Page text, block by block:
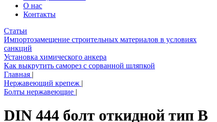
О нас
Контакты
Статьи
Импортозамещение строительных материалов в условиях
санкций
Установка химического анкера
Как выкрутить саморез с сорванной шляпкой
Главная |
Нержавеющий крепеж |
Болты нержавеющие |
DIN 444 болт откидной тип B